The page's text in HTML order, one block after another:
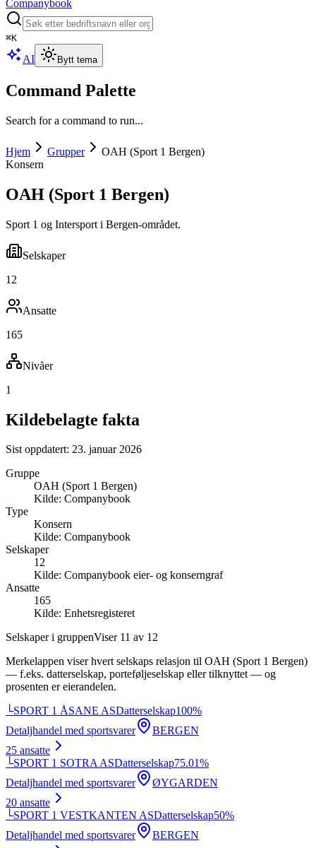
Companybook
⌘K
AI Bytt tema
Command Palette
Search for a command to run...
Hjem Grupper
OAH (Sport 1 Bergen)
Konsern
OAH (Sport 1 Bergen)
Sport 1 og Intersport i Bergen-området.
Selskaper
12
Ansatte
165
Nivåer
1
Kildebelagte fakta
Sist oppdatert: 23. januar 2026
Gruppe
OAH (Sport 1 Bergen)
Kilde: Companybook
Type
Konsern
Kilde: Companybook
Selskaper
12
Kilde: Companybook eier- og konserngraf
Ansatte
165
Kilde: Enhetsregisteret
Selskaper i gruppenViser 11 av 12
Merkelappen viser hvert selskaps relasjon til OAH (Sport 1 Bergen)
— f.eks. datterselskap, porteføljeselskap eller tilknyttet — og
prosenten er eierandelen.
└SPORT 1 ÅSANE ASDatterselskap100%
Detaljhandel med sportsvarer
BERGEN
25 ansatte
└SPORT 1 SOTRA ASDatterselskap75.01%
Detaljhandel med sportsvarer
ØYGARDEN
20 ansatte
└SPORT 1 VESTKANTEN ASDatterselskap50%
Detaljhandel med sportsvarer
BERGEN